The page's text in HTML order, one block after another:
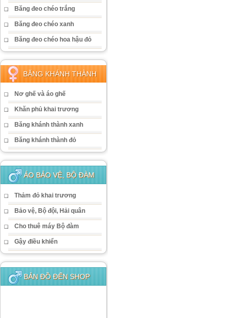
Băng đeo chéo trắng
Băng đeo chéo xanh
Băng đeo chéo hoa hậu đỏ
BĂNG KHÁNH THÀNH
Nơ ghế và áo ghế
Khăn phủ khai trương
Băng khánh thành xanh
Băng khánh thành đỏ
ÁO BẢO VỆ, BỘ ĐÀM
Thảm đỏ khai trương
Bảo vệ, Bộ đội, Hải quân
Cho thuê máy Bộ đàm
Gậy điều khiển
BẢN ĐỒ ĐẾN SHOP